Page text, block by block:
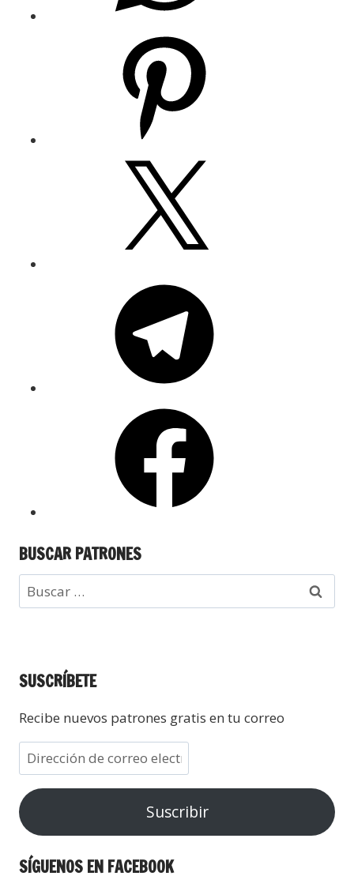
BUSCAR PATRONES
SUSCRÍBETE
Recibe nuevos patrones gratis en tu correo
Suscribir
SÍGUENOS EN FACEBOOK